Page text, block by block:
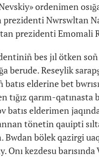
ordenimen
Nwrswltan
prezidenti Emomali
bes jıl ötken
berude. Reseylik
batıs elderine bet
tığız qarım-qatınasta
batıs elderimen
tönetin qauipti
Bwdan bölek qazirgi
Onı kezdesu